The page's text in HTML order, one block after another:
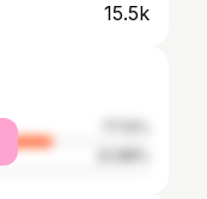
15.5k